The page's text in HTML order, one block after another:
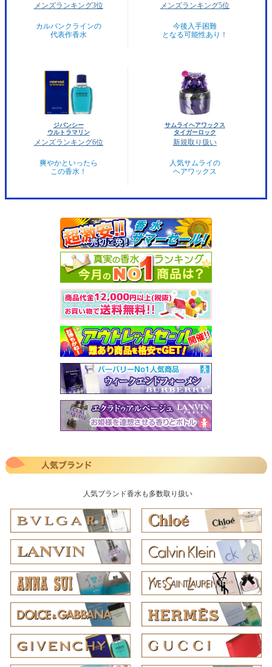
メンズランキング3位
カルバンクラインの
代表作香水
メンズランキング5位
今後入手困難
となる可能性あり！
ジバンシー
ウルトラマリン
メンズランキング6位
爽やかといったら
この香水！
サムライヘアワックス
タイガーロック
新規取り扱い
人気サムライの
ヘアワックス
人気ブランド香水も多数取り扱い